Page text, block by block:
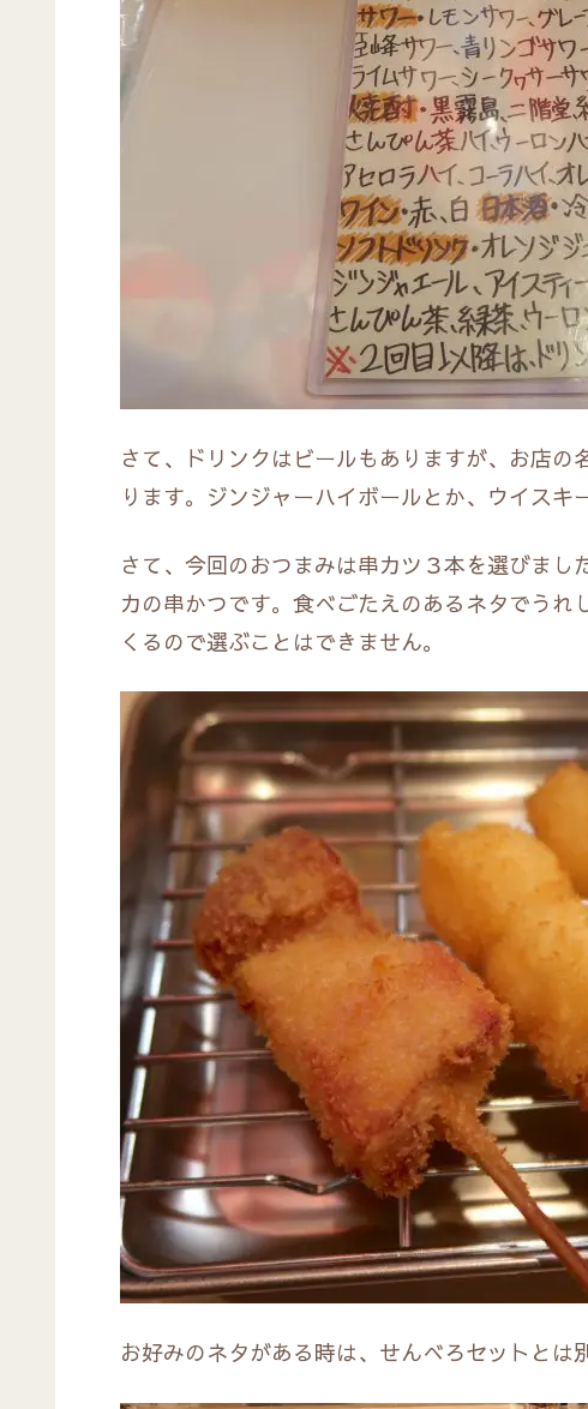
さて、ドリンクはビールもありますが、お店
ります。ジンジャーハイボールとか、ウイスキ
さて、今回のおつまみは串カツ３本を選びま
カの串かつです。食べごたえのあるネタでう
くるので選ぶことはできません。
お好みのネタがある時は、せんべろセットとは